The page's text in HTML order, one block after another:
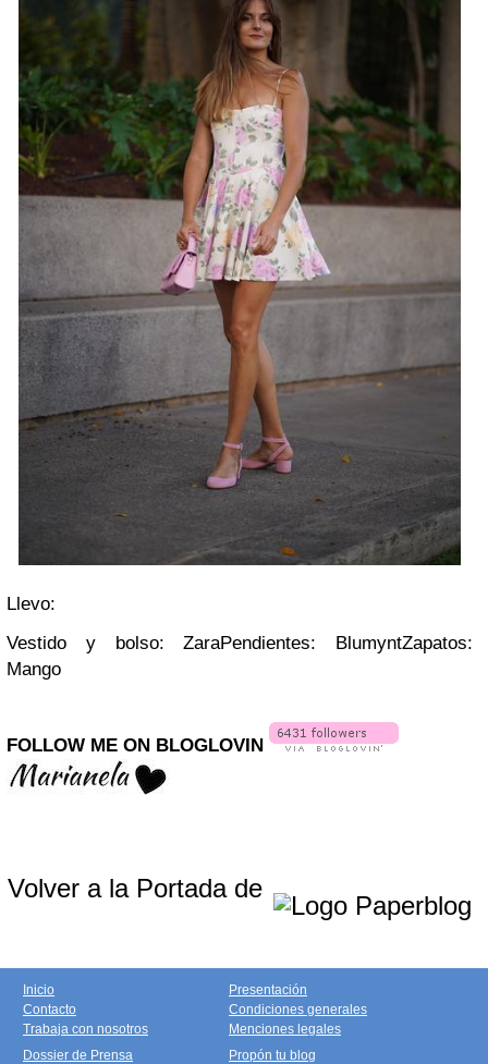
Llevo:
Vestido y bolso: ZaraPendientes: BlumyntZapatos:
Mango
FOLLOW ME ON BLOGLOVIN
Volver a la Portada de
Inicio
Contacto
Trabaja con nosotros
Presentación
Condiciones generales
Menciones legales
Dossier de Prensa
Propón tu blog